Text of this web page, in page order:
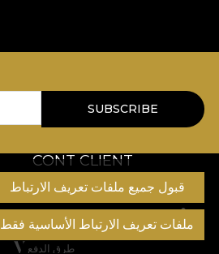
قبول جميع ملفات تعريف الارتباط
ملفات تعريف الارتباط الأساسية فقط
SUBSCRIBE
CONT CLIENT
سجل الطلبات
المنتجات المفضلة
طرق الدفع